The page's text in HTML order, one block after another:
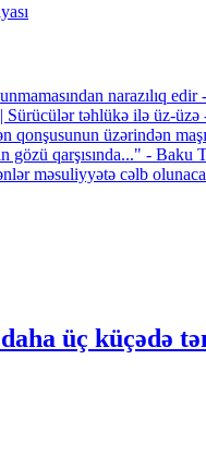
narazılıq
Sürücülər təhlükə ilə üz-
qonşusunun üzərindən
gözü qarşısında..." - Baku
məsuliyyətə cəlb
üç küçədə